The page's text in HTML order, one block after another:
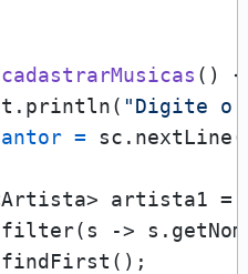
cadastrarMusicas ()
{
"Digite o
=
artista1 =
->